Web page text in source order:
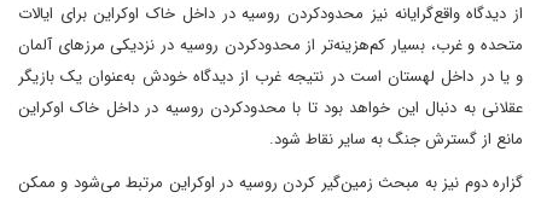
از دیدگاه واقع‌گرایانه نیز محدودکردن روسیه در داخل خاک اوکراین برای ایالات
متحده و غرب، بسیار کم‌هزینه‌تر از محدودکردن روسیه در نزدیکی مرزهای آلمان
و یا در داخل لهستان است در نتیجه غرب از دیدگاه خودش به‌عنوان یک بازیگر
عقلانی به دنبال این خواهد بود تا با محدودکردن روسیه در داخل خاک اوکراین
مانع از گسترش جنگ به سایر نقاط شود.
گزاره دوم نیز به مبحث زمین‌گیر کردن روسیه در اوکراین مرتبط می‌شود و ممکن